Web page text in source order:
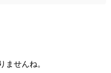
ませんね。